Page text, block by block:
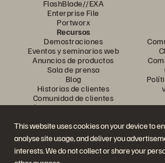
This website uses cookies on your device to
analyse site usage, and deliver you
interests. We do not collect or share your
FlashBlade//EXA
Enterprise File
Portworx
Recursos
Demostraciones
Eventos y seminarios web
Anuncios de productos
Sala de prensa
Blog
Historias de clientes
Comunidad de clientes
Artículo sobre conocimiento
Únase a la
Siga todos los canales sociales